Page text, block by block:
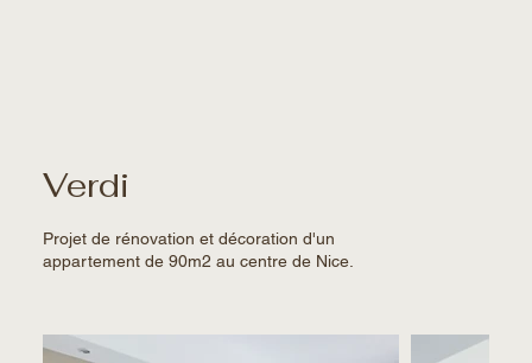
Verdi
Projet de rénovation et décoration d'un
appartement de 90m2 au centre de Nice.